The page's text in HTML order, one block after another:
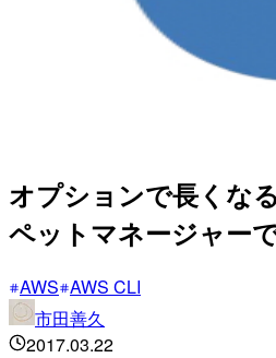
オプションで長くな
ペットマネージャー
AWS AWS CLI
市田善久
2017.03.22